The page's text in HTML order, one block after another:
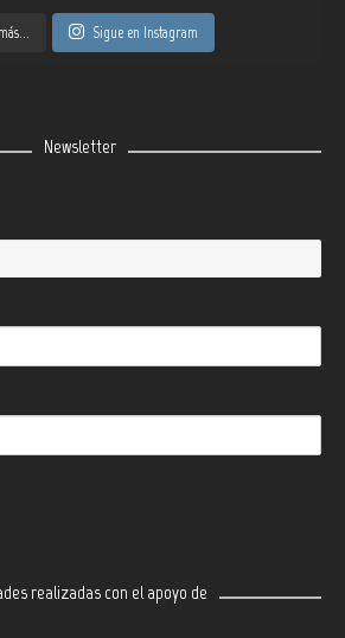
Sigue en Instagram
Newsletter
realizadas con el apoyo de